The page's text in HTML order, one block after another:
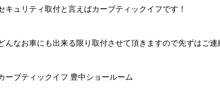
キュリティ取付と言えばカーブティックイフです！
んなお車にも出来る限り取付させて頂きますので先ずはご連
ーブティックイフ 豊中ショールーム